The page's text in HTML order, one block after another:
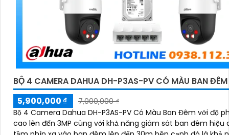
BỘ 4 CAMERA DAHUA DH-P3AS-PV CÓ MÀU BAN ĐÊM
5,900,000 ₫
7,000,000 ₫
Bộ 4 Camera Dahua DH-P3AS-PV Có Màu Ban Đêm với độ
cao lên đến 3MP cùng với khả năng giám sát ban đêm hiệu